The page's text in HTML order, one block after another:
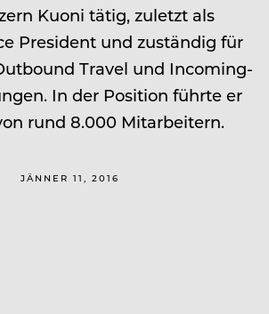
Kuoni tätig, zuletzt als
President und zuständig für
Travel und Incoming-
In der Position führte er
rund 8.000 Mitarbeitern.
JÄNNER 11, 2016